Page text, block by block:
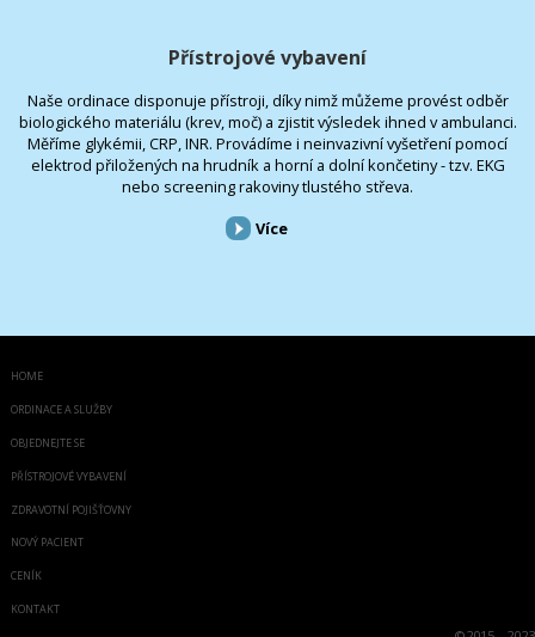
Přístrojové vybavení
Naše ordinace disponuje přístroji, díky nimž můžeme provést odběr
biologického materiálu (krev, moč) a zjistit výsledek ihned v ambulanci.
Měříme glykémii, CRP, INR. Provádíme i neinvazivní vyšetření pomocí
elektrod přiložených na hrudník a horní a dolní končetiny - tzv. EKG
nebo screening rakoviny tlustého střeva.
Více
HOME
ORDINACE A SLUŽBY
OBJEDNEJTE SE
PŘÍSTROJOVÉ VYBAVENÍ
ZDRAVOTNÍ POJIŠŤOVNY
NOVÝ PACIENT
CENÍK
KONTAKT